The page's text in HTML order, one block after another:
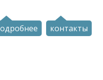
контакты